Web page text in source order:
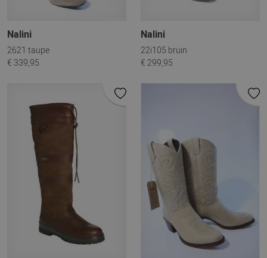
Nalini
2621 taupe
€ 339,95
Nalini
22i105 bruin
€ 299,95